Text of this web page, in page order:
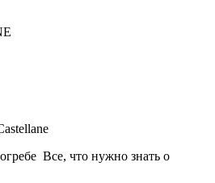
Все, что нужно знать о